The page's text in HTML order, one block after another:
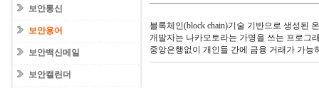
보안통신
보안용어
보안백신메일
보안캘린더
블록체인(block chain)기술 기반으로 생성된
개발자는 나카모토라는 가명을 쓰는 프로그
중앙은행없이 개인들 간에 금융 거래가 가능